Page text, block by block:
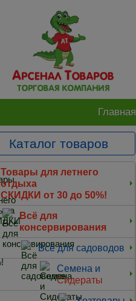
Главная
Каталог товаров
Товары для летнего
отдыха
СКИДКИ от 30 до 50%!
Всё для
консервирования
Всё для садоводов
Семена и
Сидераты